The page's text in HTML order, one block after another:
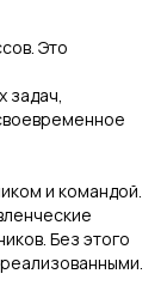
Это
задач,
и командой.
Без этого